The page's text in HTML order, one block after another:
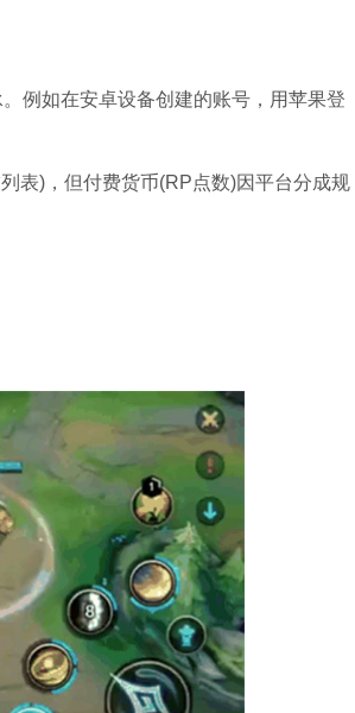
例如在安卓设备创建的账号，用苹果登
表)，但付费货币(RP点数)因平台分成规